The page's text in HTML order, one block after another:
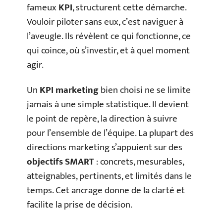
fameuxKPI, structurent cette démarche.
Vouloir piloter sans eux, c’est naviguer à
l’aveugle. Ils révèlent ce qui fonctionne, ce
qui coince, où s’investir, et à quel moment
agir.
UnKPI marketingbien choisi ne se limite
jamais à une simple statistique. Il devient
le point de repère, la direction à suivre
pour l’ensemble de l’équipe. La plupart des
directions marketing s’appuient sur des
objectifs SMART: concrets, mesurables,
atteignables, pertinents, et limités dans le
temps. Cet ancrage donne de la clarté et
facilite la prise de décision.